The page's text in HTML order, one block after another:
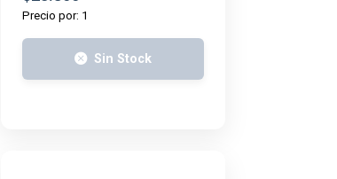
Precio por: 1
Sin Stock